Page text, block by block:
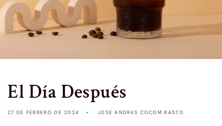
El Día Después
27 DE FEBRERO DE 2024 JOSE ANDRES COCOM BASTO